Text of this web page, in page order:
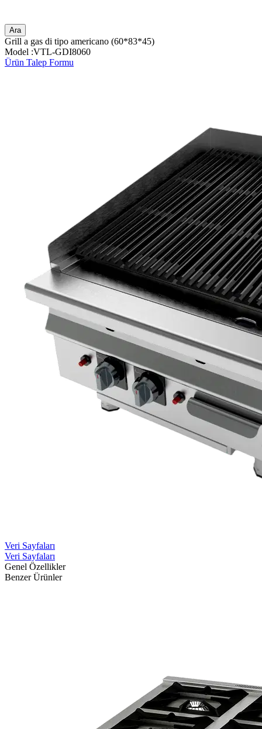
Ara
Grill a gas di tipo americano (60*83*45)
Model :VTL-GDI8060
Ürün Talep Formu
Veri Sayfaları
Veri Sayfaları
Genel Özellikler
Benzer Ürünler